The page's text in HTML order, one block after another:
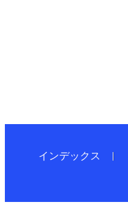
インデックス